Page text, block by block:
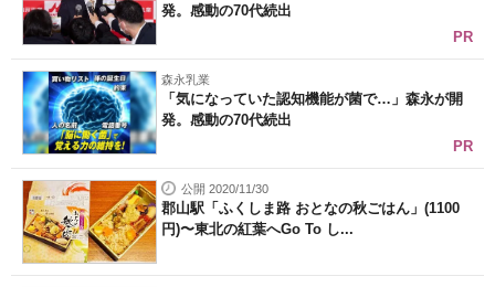
発。感動の70代続出
PR
森永乳業
「気になっていた認知機能が菌で…」森永が開
発。感動の70代続出
PR
公開 2020/11/30
郡山駅「ふくしま路 おとなの秋ごはん」(1100
円)〜東北の紅葉へGo To し...